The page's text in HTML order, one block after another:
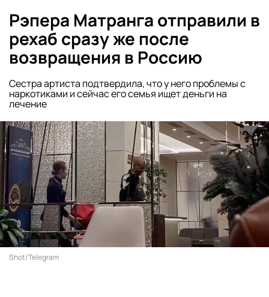
Рэпера Матранга отправили в
рехаб сразу же после
возвращения в Россию
Сестра артиста подтвердила, что у него проблемы с
наркотиками и сейчас его семья ищет деньги на
лечение
Shot/Telegram